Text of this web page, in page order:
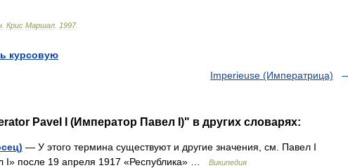
Крис Маршал 1997.
курсовую
Imperieuse (Императрица)
Pavel I (Император Павел I)" в других словарях:
— У этого термина существуют и другие значения, см. Павел I
I» после 19 апреля 1917 «Республика» …
Википедия